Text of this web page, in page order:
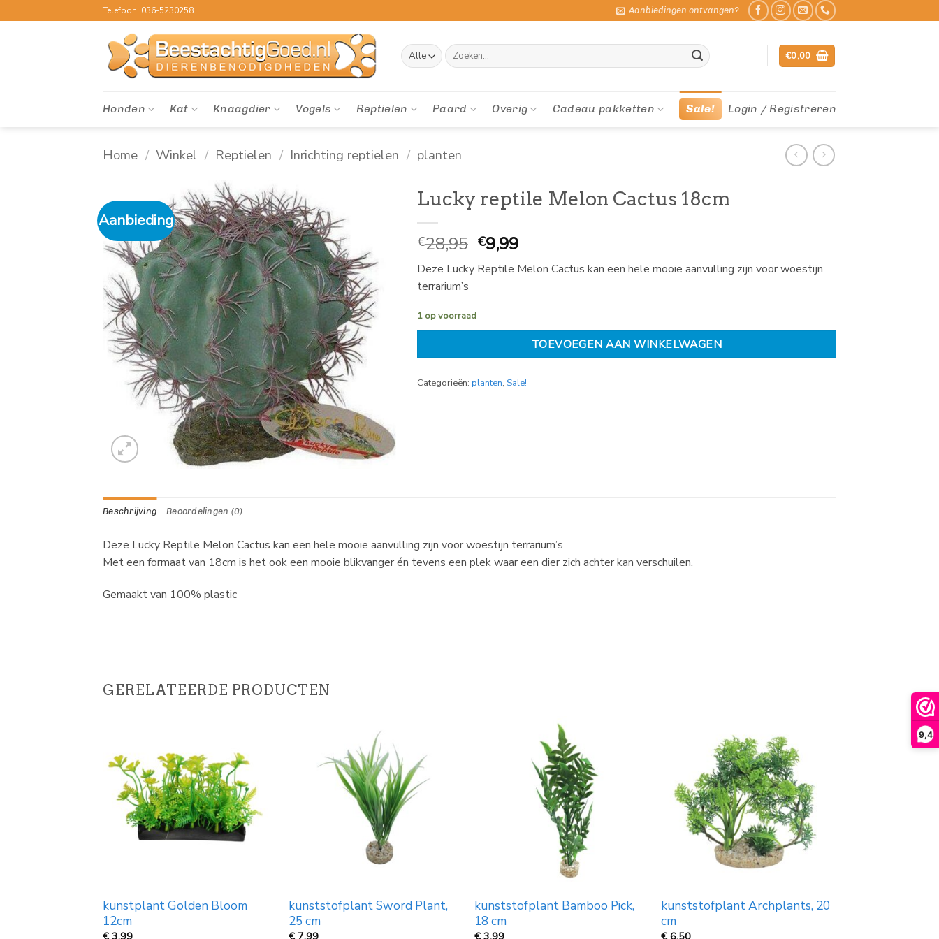
9,4
naar
Telefoon: 036-5230258 Aanbiedingen ontvangen?
Zoeken
naar:
€0,00
Honden Kat Knaagdier Vogels Reptielen Paard Overig Cadeau pakketten Sale! Login / Registreren
Home / Winkel / Reptielen / Inrichting reptielen / planten
Aanbieding
Lucky reptile Melon Cactus 18cm
€28,95 Oorspronkelijke
prijs
was:
€9,99Huidige
prijs
is:
Deze Lucky Reptile Melon Cactus kan een hele mooie aanvulling zijn voor woestijn
terrarium’s
1 op voorraad
TOEVOEGEN AAN WINKELWAGEN
Categorieën: planten, Sale!
Beschrijving Beoordelingen (0)
Deze Lucky Reptile Melon Cactus kan een hele mooie aanvulling zijn voor woestijn terrarium’s
Met een formaat van 18cm is het ook een mooie blikvanger én tevens een plek waar een dier zich achter kan verschuilen.
Gemaakt van 100% plastic
GERELATEERDE PRODUCTEN
kunstplant Golden Bloom
12cm
kunststofplant Sword Plant,
25 cm
kunststofplant Bamboo Pick,
18 cm
kunststofplant Archplants, 20
cm